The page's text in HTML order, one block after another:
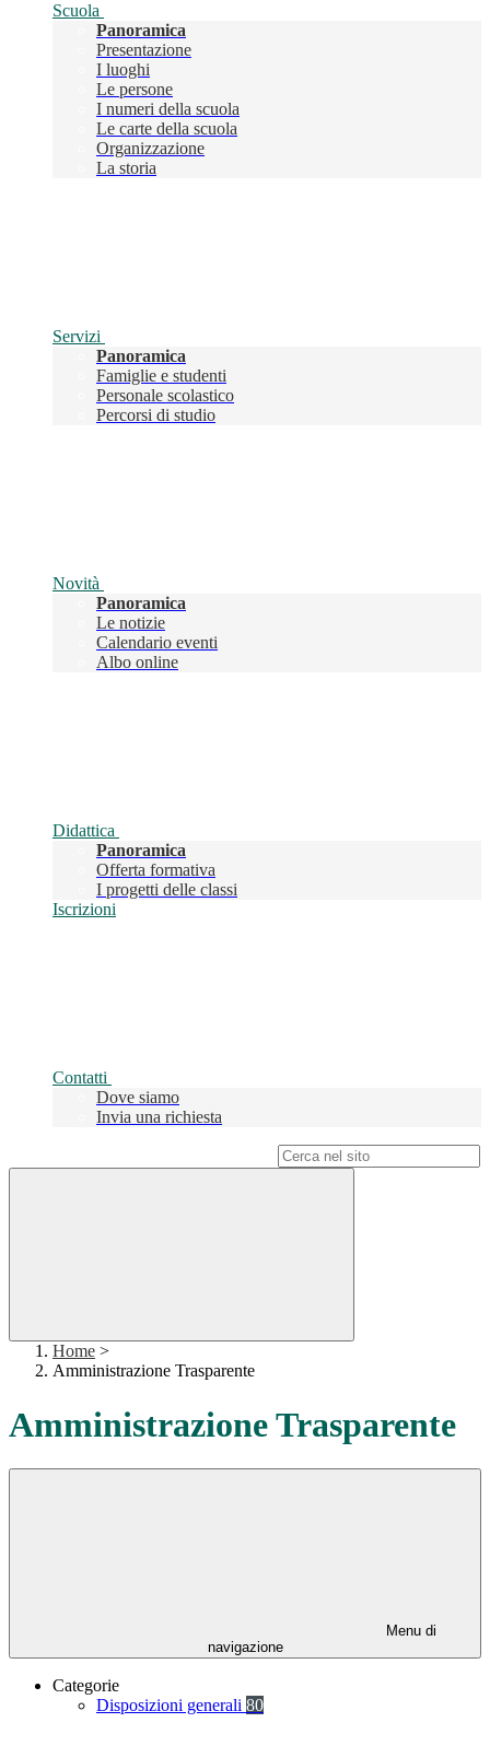
Scuola
Panoramica
Presentazione
I luoghi
Le persone
I numeri della scuola
Le carte della scuola
Organizzazione
La storia
Servizi
Panoramica
Famiglie e studenti
Personale scolastico
Percorsi di studio
Novità
Panoramica
Le notizie
Calendario eventi
Albo online
Didattica
Panoramica
Offerta formativa
I progetti delle classi
Iscrizioni
Contatti
Dove siamo
Invia una richiesta
Home >
Amministrazione Trasparente
Amministrazione Trasparente
Menu di
navigazione
Categorie
Disposizioni generali 80